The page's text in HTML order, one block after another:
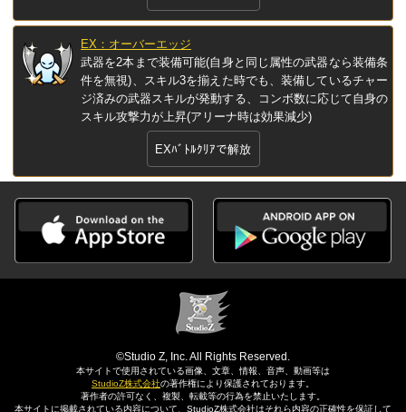
EX：オーバーエッジ
武器を2本まで装備可能(自身と同じ属性の武器なら装備条
件を無視)、スキル3を揃えた時でも、装備しているチャー
ジ済みの武器スキルが発動する、コンボ数に応じて自身の
スキル攻撃力が上昇(アリーナ時は効果減少)
EXﾊﾞﾄﾙｸﾘｱで解放
©Studio Z, Inc. All Rights Reserved.
本サイトで使用されている画像、文章、情報、音声、動画等は
StudioZ株式会社の著作権により保護されております。
著作者の許可なく、複製、転載等の行為を禁止いたします。
本サイトに掲載されている内容について、StudioZ株式会社はそれら内容の正確性を保証して